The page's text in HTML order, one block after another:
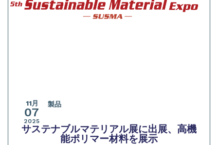
11月
07
2025
製品
サステナブルマテリアル展に出展、高機
能ポリマー材料を展示